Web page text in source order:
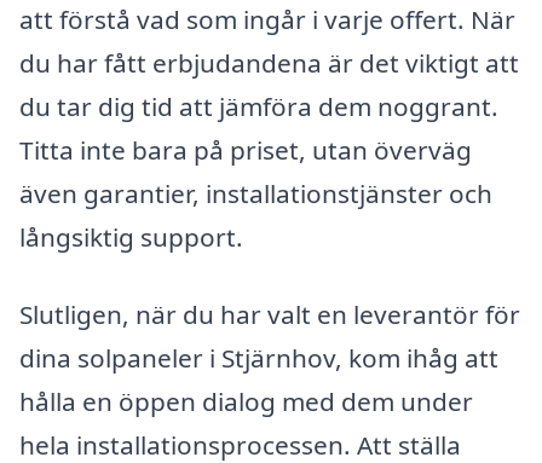
att förstå vad som ingår i varje offert. När
du har fått erbjudandena är det viktigt att
du tar dig tid att jämföra dem noggrant.
Titta inte bara på priset, utan överväg
även garantier, installationstjänster och
långsiktig support.
Slutligen, när du har valt en leverantör för
dina solpaneler i Stjärnhov, kom ihåg att
hålla en öppen dialog med dem under
hela installationsprocessen. Att ställa